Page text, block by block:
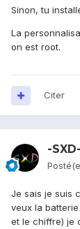
Sinon, tu
La
on est root.
Citer
-SXD-
Je sais je suis
veux la
et le chiffre) je